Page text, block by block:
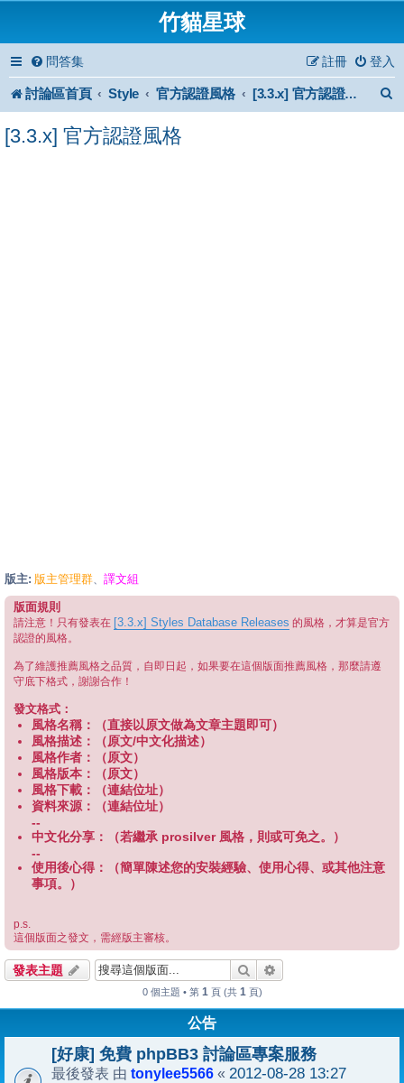
竹貓星球
問答集 登入
註冊
討論區首頁 Style 官方認證風格 [3.3.x] 官方認證風格
[3.3.x] 官方認證風格
版主: 版主管理群、 譯文組
版面規則
請注意！只有發表在 [3.3.x] Styles Database Releases 的風格，才算是官方
認證的風格。
為了維護推薦風格之品質，自即日起，如果要在這個版面推薦風格，那麼請遵
守底下格式，謝謝合作！
發文格式：
風格名稱：（直接以原文做為文章主題即可）
風格描述：（原文/中文化描述）
風格作者：（原文）
風格版本：（原文）
風格下載：（連結位址）
資料來源：（連結位址）
--
中文化分享：（若繼承 prosilver 風格，則或可免之。）
--
使用後心得：（簡單陳述您的安裝經驗、使用心得、或其他注意
事項。）
p.s.
這個版面之發文，需經版主審核。
發表主題 搜尋
0 個主題 • 第 1 頁 (共 1 頁)
公告
[好康] 免費 phpBB3 討論區專案服務
最後發表 由 tonylee5566 « 2012-08-28 13:27